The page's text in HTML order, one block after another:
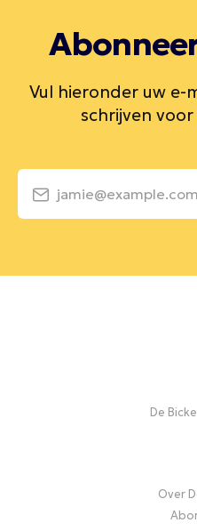
Vul hieronder uw e-
schrijven
jamie@example.com
De
Over